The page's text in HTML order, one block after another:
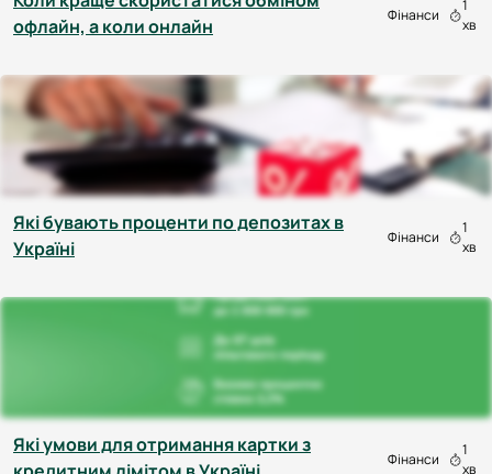
офлайн, а коли онлайн
Фінанси
1
хв
Які бувають проценти по депозитах в
Україні
Фінанси
1
хв
Які умови для отримання картки з
Фінанси
1
хв